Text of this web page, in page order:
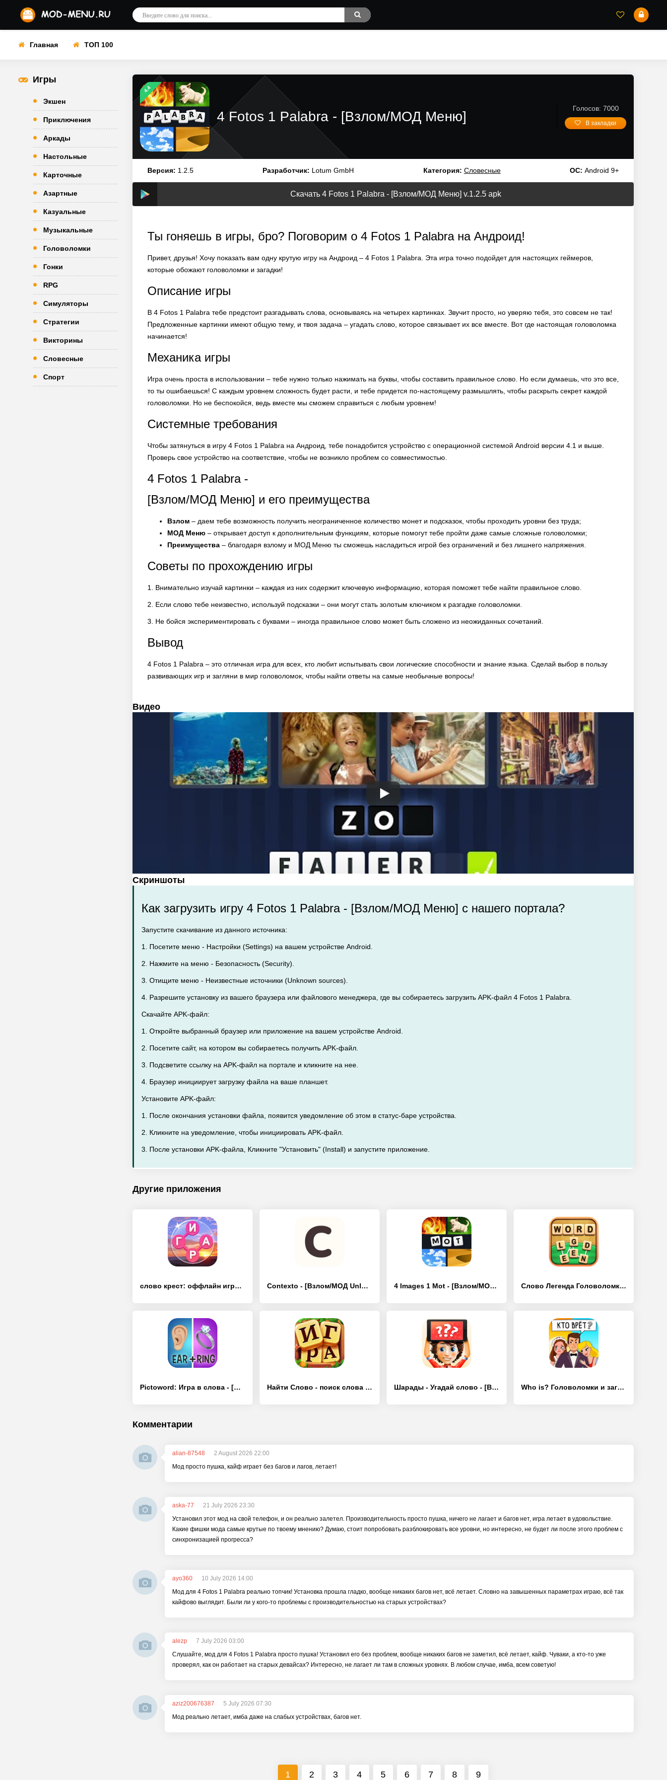
Главная ТОП 100
Игры
Экшен
Приключения
Аркады
Настольные
Карточные
Азартные
Казуальные
Музыкальные
Головоломки
Гонки
RPG
Симуляторы
Стратегии
Викторины
Словесные
Спорт
4.4
4 Fotos 1 Palabra - [Взлом/МОД Меню]
Голосов: 7000
В закладки
Версия: 1.2.5 Разработчик: Lotum GmbH Категория: Словесные ОС: Android 9+
Скачать 4 Fotos 1 Palabra - [Взлом/МОД Меню] v.1.2.5 apk
Ты гоняешь в игры, бро? Поговорим о 4 Fotos 1 Palabra на Андроид!
Привет, друзья! Хочу показать вам одну крутую игру на Андроид – 4 Fotos 1 Palabra. Эта игра точно подойдет для настоящих геймеров,
которые обожают головоломки и загадки!
Описание игры
В 4 Fotos 1 Palabra тебе предстоит разгадывать слова, основываясь на четырех картинках. Звучит просто, но уверяю тебя, это совсем не так!
Предложенные картинки имеют общую тему, и твоя задача – угадать слово, которое связывает их все вместе. Вот где настоящая головоломка
начинается!
Механика игры
Игра очень проста в использовании – тебе нужно только нажимать на буквы, чтобы составить правильное слово. Но если думаешь, что это все,
то ты ошибаешься! С каждым уровнем сложность будет расти, и тебе придется по-настоящему размышлять, чтобы раскрыть секрет каждой
головоломки. Но не беспокойся, ведь вместе мы сможем справиться с любым уровнем!
Системные требования
Чтобы затянуться в игру 4 Fotos 1 Palabra на Андроид, тебе понадобится устройство с операционной системой Android версии 4.1 и выше.
Проверь свое устройство на соответствие, чтобы не возникло проблем со совместимостью.
4 Fotos 1 Palabra -
[Взлом/МОД Меню] и его преимущества
Взлом – даем тебе возможность получить неограниченное количество монет и подсказок, чтобы проходить уровни без труда;
МОД Меню – открывает доступ к дополнительным функциям, которые помогут тебе пройти даже самые сложные головоломки;
Преимущества – благодаря взлому и МОД Меню ты сможешь насладиться игрой без ограничений и без лишнего напряжения.
Советы по прохождению игры
1. Внимательно изучай картинки – каждая из них содержит ключевую информацию, которая поможет тебе найти правильное слово.
2. Если слово тебе неизвестно, используй подсказки – они могут стать золотым ключиком к разгадке головоломки.
3. Не бойся экспериментировать с буквами – иногда правильное слово может быть сложено из неожиданных сочетаний.
Вывод
4 Fotos 1 Palabra – это отличная игра для всех, кто любит испытывать свои логические способности и знание языка. Сделай выбор в пользу
развивающих игр и загляни в мир головоломок, чтобы найти ответы на самые необычные вопросы!
Видео
Скриншоты
Как загрузить игру 4 Fotos 1 Palabra - [Взлом/МОД Меню] с нашего портала?
Запустите скачивание из данного источника:
1. Посетите меню - Настройки (Settings) на вашем устройстве Android.
2. Нажмите на меню - Безопасность (Security).
3. Отищите меню - Неизвестные источники (Unknown sources).
4. Разрешите установку из вашего браузера или файлового менеджера, где вы собираетесь загрузить APK-файл 4 Fotos 1 Palabra.
Скачайте APK-файл:
1. Откройте выбранный браузер или приложение на вашем устройстве Android.
2. Посетите сайт, на котором вы собираетесь получить APK-файл.
3. Подсветите ссылку на APK-файл на портале и кликните на нее.
4. Браузер инициирует загрузку файла на ваше планшет.
Установите APK-файл:
1. После окончания установки файла, появится уведомление об этом в статус-баре устройства.
2. Кликните на уведомление, чтобы инициировать APK-файл.
3. После установки APK-файла, Кликните "Установить" (Install) и запустите приложение.
Другие приложения
слово крест: оффлайн игры в сл - [Взлом/МОД Unlocked] Contexto - [Взлом/МОД Unlocked] 4 Images 1 Mot - [Взлом/МОД Все открыто] Слово Легенда Головоломки - [Взлом/МОД Все открыто]
Pictoword: Игра в слова - [Взлом/МОД Unlocked] Найти Слово - поиск слова игры - [Взлом/МОД Unlocked] Шарады - Угадай слово - [Взлом/МОД Бесконечные деньги] Who is? Головоломки и загадки - [Взлом/МОД Много денег]
Комментарии
alian-87548
2 August 2026 22:00
Мод просто пушка, кайф играет без багов и лагов, летает!
aska-77
21 July 2026 23:30
Установил этот мод на свой телефон, и он реально залетел. Производительность просто пушка, ничего не лагает и багов нет, игра летает в удовольствие.
Какие фишки мода самые крутые по твоему мнению? Думаю, стоит попробовать разблокировать все уровни, но интересно, не будет ли после этого проблем с
синхронизацией прогресса?
ayo360
10 July 2026 14:00
Мод для 4 Fotos 1 Palabra реально топчик! Установка прошла гладко, вообще никаких багов нет, всё летает. Словно на завышенных параметрах играю, всё так
кайфово выглядит. Были ли у кого-то проблемы с производительностью на старых устройствах?
alezp
7 July 2026 03:00
Слушайте, мод для 4 Fotos 1 Palabra просто пушка! Установил его без проблем, вообще никаких багов не заметил, всё летает, кайф. Чуваки, а кто-то уже
проверял, как он работает на старых девайсах? Интересно, не лагает ли там в сложных уровнях. В любом случае, имба, всем советую!
aziz200676387
5 July 2026 07:30
Мод реально летает, имба даже на слабых устройствах, багов нет.
1 2 3 4 5 6 7 8 9